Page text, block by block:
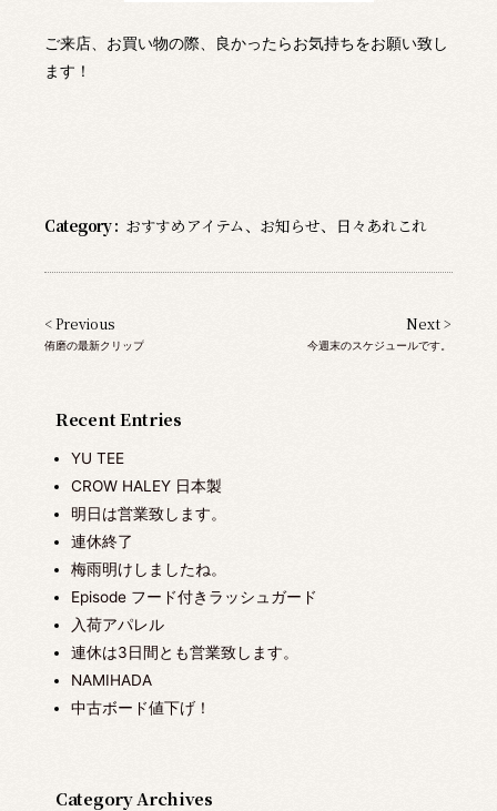
Recent Entries
YU TEE
CROW HALEY 日本製
明日は営業致します。
連休終了
梅雨明けしましたね。
Episode フード付きラッシュガード
入荷アパレル
連休は3日間とも営業致します。
NAMIHADA
中古ボード値下げ！
Category Archives
ご来店、お買い物の際、良かったらお気持ちをお願い致し
ます！
Category : おすすめアイテム、 お知らせ、 日々あれこれ
< Previous
侑磨の最新クリップ
Next >
今週末のスケジュールです。